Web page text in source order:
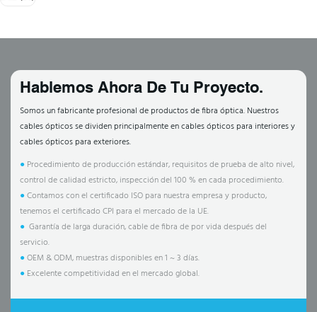
Hablemos Ahora De Tu Proyecto.
Somos un fabricante profesional de productos de fibra óptica. Nuestros
cables ópticos se dividen principalmente en cables ópticos para interiores y
cables ópticos para exteriores.
● Procedimiento de producción estándar, requisitos de prueba de alto nivel,
control de calidad estricto, inspección del 100 % en cada procedimiento.
●Contamos con el certificado ISO para nuestra empresa y producto,
tenemos el certificado CPI para el mercado de la UE.
● Garantía de larga duración, cable de fibra de por vida después del
servicio.
●OEM & ODM, muestras disponibles en 1 ~ 3 días.
● Excelente competitividad en el mercado global.